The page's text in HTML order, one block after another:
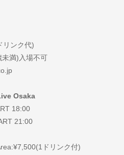
リンク代)
満)入場不可
Osaka
18:00
21:00
ドリンク付)